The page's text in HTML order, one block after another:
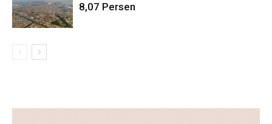
8,07 Persen